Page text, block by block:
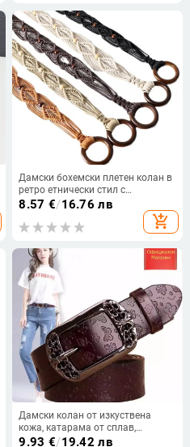
Дамски бохемски плетен колан в
ретро етнически стил с
тюркоазени дървени мъниста,
ръчно тъкан колан с възли от
восъчно въже за жени
8.57 €/16.76 лв
add_shopping_cart
Дамски колан от изкуствена
кожа, катарама от сплав,
закопчаване с пирон, стил
9.93 €/19.42 лв